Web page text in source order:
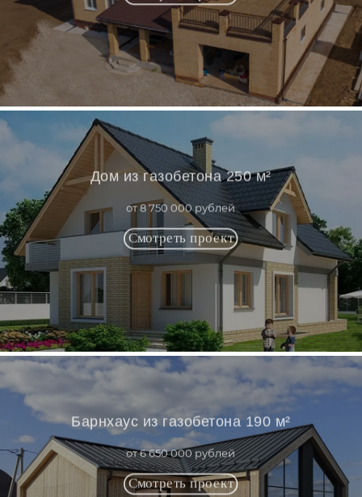
Дом из газобетона 250 м²
от 8 750 000 рублей
Барнхаус из газобетона 190 м²
от 6 650 000 рублей